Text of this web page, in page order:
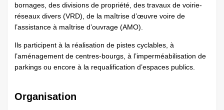
bornages, des divisions de propriété, des travaux de voirie-
réseaux divers (VRD), de la maîtrise d’œuvre voire de
l’assistance à maîtrise d’ouvrage (AMO).
Ils participent à la réalisation de pistes cyclables, à
l’aménagement de centres-bourgs, à l’imperméabilisation de
parkings ou encore à la requalification d’espaces publics.
Organisation